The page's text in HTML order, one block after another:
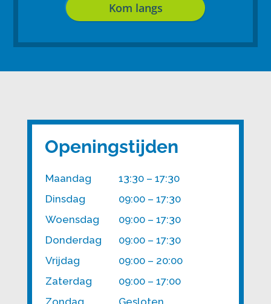
Kom langs
Openingstijden
Maandag
13:30 – 17:30
Dinsdag
09:00 – 17:30
Woensdag
09:00 – 17:30
Donderdag
09:00 – 17:30
Vrijdag
09:00 – 20:00
Zaterdag
09:00 – 17:00
Zondag
Gesloten